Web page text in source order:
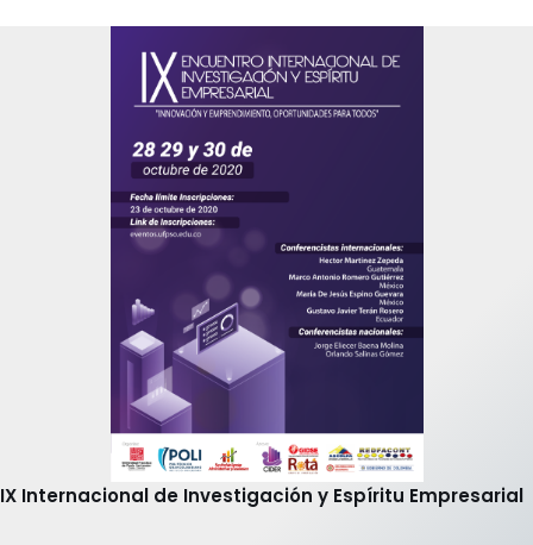
IX Internacional de Investigación y Espíritu Empresarial